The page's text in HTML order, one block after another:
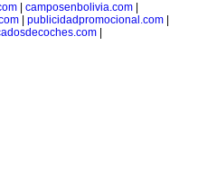
| camposenbolivia.com|
publicidadpromocional.com
|